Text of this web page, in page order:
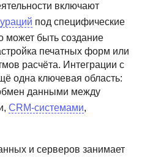
включают
под специфические
может быть создание
печатных форм или
расчёта. Интеграции с
одна ключевая область:
данными между
CRM-системами,
и серверов занимает